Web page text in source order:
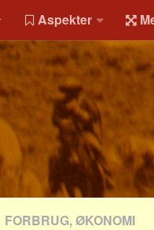
Aspekter
FORBRUG, ØKONOMI